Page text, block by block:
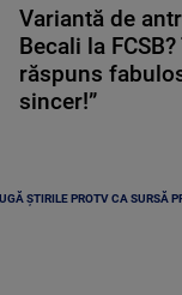
Variantă de
Becali la
răspuns
sincer!”
ȘTIRILE PROTV CA SURSĂ